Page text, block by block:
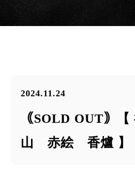
2024.11.24
｟SOLD OUT｠【
山 赤絵 香爐 】